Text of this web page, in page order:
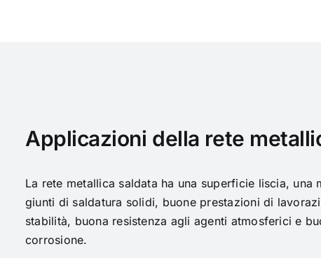
Applicazioni della rete
La rete metallica saldata ha una superficie liscia, una
giunti di saldatura solidi, buone prestazioni di
stabilità, buona resistenza agli agenti atmosferici e
corrosione.